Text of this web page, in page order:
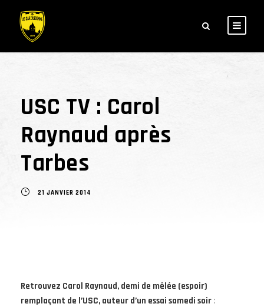
USC TV : Carol
Raynaud après
Tarbes
21 JANVIER 2014
Retrouvez Carol Raynaud, demi de mêlée (espoir)
remplaçant de l’USC, auteur d’un essai samedi soir :